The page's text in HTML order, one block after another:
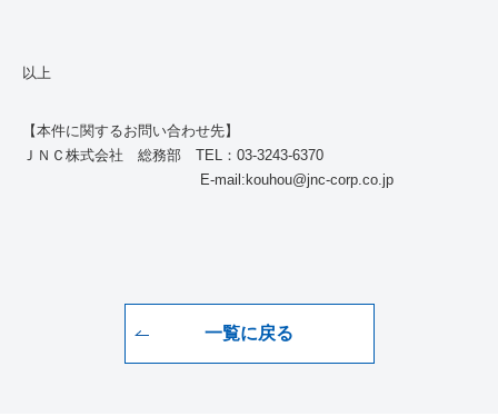
以上
【本件に関するお問い合わせ先】
ＪＮＣ株式会社 総務部 TEL ： 03-3243-6370
E-mail:kouhou@jnc-corp.co.jp
一覧に戻る